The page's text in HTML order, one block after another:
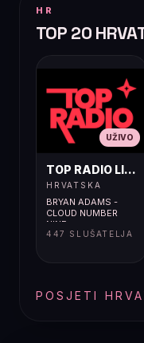
HR
TOP 20
UŽIVO
TOP RADIO LIVE
HRVATSKA
BRYAN ADAMS -
CLOUD NUMBER
NINE
447 SLUŠATELJA
POSJETI